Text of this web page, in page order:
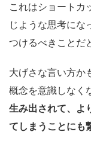
これはショートカ
じような思考にな
つけるべきことだ
大げさな言い方か
概念を意識しなく
生み出されて、よ
てしまうことにも